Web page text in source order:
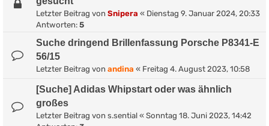
Letzter Beitrag von Snipera « Dienstag 9. Januar 2024, 20:33
Antworten: 5
Suche dringend Brillenfassung Porsche P8341-E
56/15
Letzter Beitrag von andina « Freitag 4. August 2023, 10:58
[Suche] Adidas Whipstart oder was ähnlich
großes
Letzter Beitrag von s.sential « Sonntag 18. Juni 2023, 14:42